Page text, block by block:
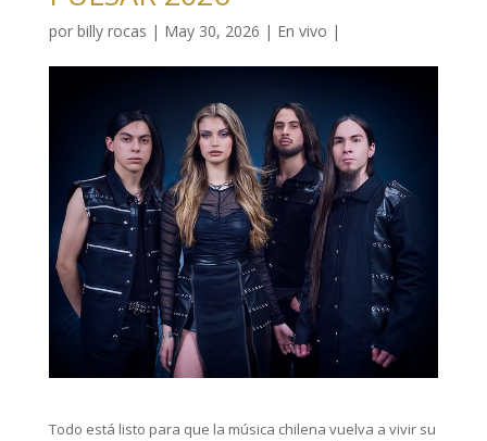
por billy rocas | May 30, 2026 | En vivo |
Todo está listo para que la música chilena vuelva a vivir su